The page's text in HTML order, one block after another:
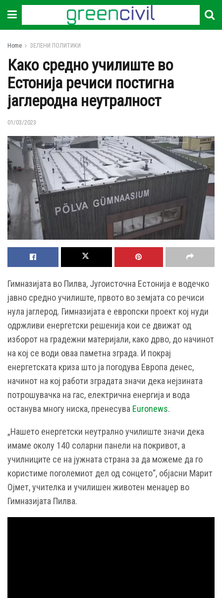
Home ЗЕЛЕНИ ПОЛИТИКИ
Како средно училиште во
Естонија речиси постигна
јаглеродна неутралност
01/03/2023
Гимназијата во Пилва, Југоисточна Естонија е водечко
јавно средно училиште, првото во земјата со речиси
нула јаглерод. Гимназијата е европски проект кој нуди
одржливи енергетски решенија кои се движат од
изборот на градежни материјали, како дрво, до начинот
на кој се води оваа паметна зграда. И покрај
енергетската криза што ја погодува Европа денес,
начинот на кој работи зградата значи дека нејзината
потрошувачка на гас, електрична енергија и вода
останува многу ниска, пренесува Euronews.
„Нашето енергетски неутрално училиште значи дека
имаме околу 140 соларни панели на покривот, а
училниците се на јужната страна за да можеме да го
користиме поголемиот дел од сонцето“, објасни Марит
Ојмет, учителка и училишен животен менаџер во
Гимназијата Пилва.